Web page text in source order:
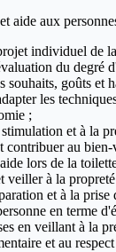
aide aux
individuel de
du degré
souhaits, goûts et
les
;
et à la
contribuer au
lors de la
veiller à la
et à la prise
en terme
en veillant à la
et au